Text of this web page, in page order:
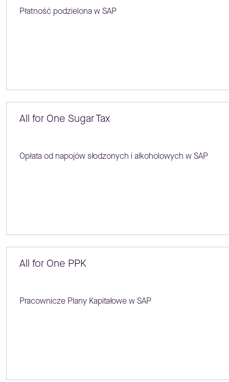
Płatność podzielona w SAP
All for One Sugar Tax
Opłata od napojów słodzonych i alkoholowych w SAP
All for One PPK
Pracownicze Plany Kapitałowe w SAP